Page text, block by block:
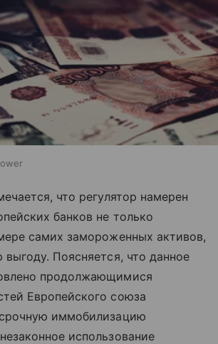
что регулятор намерен
банков не только
самих замороженных активов,
Поясняется, что данное
продолжающимися
Европейского союза
иммобилизацию
использование